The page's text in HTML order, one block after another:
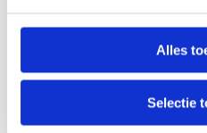
Alles
Selectie
Hoe maak je jouw bedrijf
elektriciteitsnet?
31-05-26